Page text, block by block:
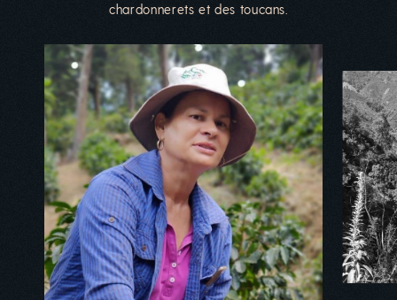
chardonnerets et des toucans.